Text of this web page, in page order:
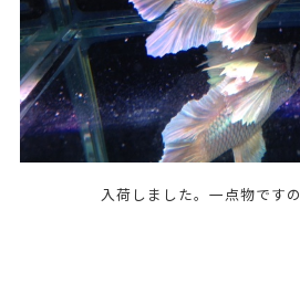
入荷しました。一点物です